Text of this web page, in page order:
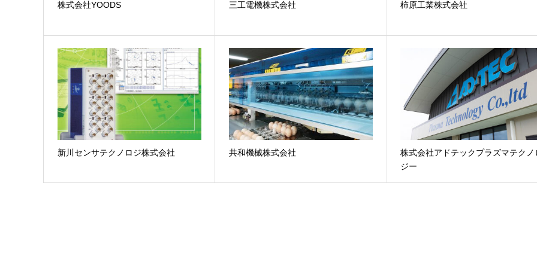
株式会社YOODS 三工電機株式会社 柿原工業株式会社
新川センサテクノロジ株式会社 共和機械株式会社
株式会社アドテックプラズマテクノ
ジー